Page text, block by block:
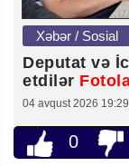
Xəbər / Sosial
Deputat və
etdilər
04 avqust 2026 19:29
0